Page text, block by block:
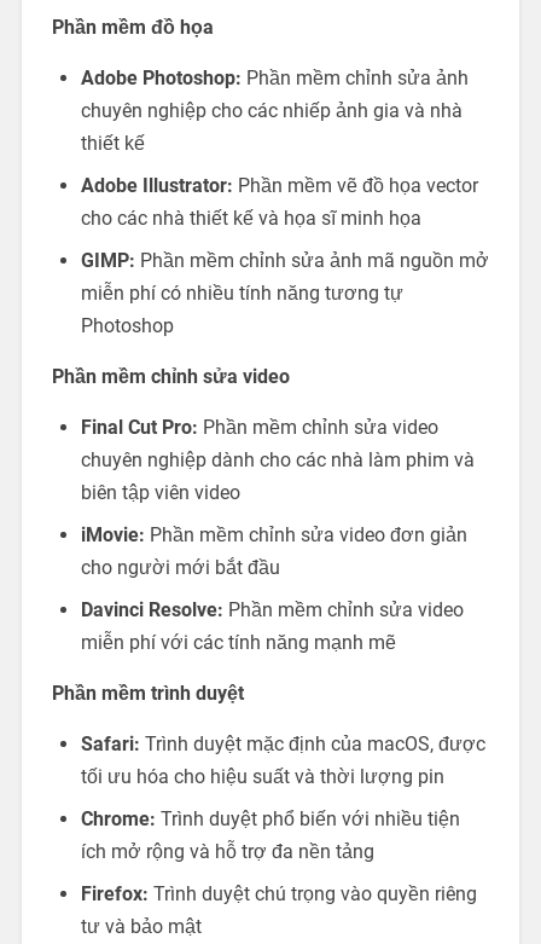
Phần mềm đồ họa
Adobe Photoshop: Phần mềm chỉnh sửa ảnh
chuyên nghiệp cho các nhiếp ảnh gia và nhà
thiết kế
Adobe Illustrator: Phần mềm vẽ đồ họa vector
cho các nhà thiết kế và họa sĩ minh họa
GIMP: Phần mềm chỉnh sửa ảnh mã nguồn mở
miễn phí có nhiều tính năng tương tự
Photoshop
Phần mềm chỉnh sửa video
Final Cut Pro: Phần mềm chỉnh sửa video
chuyên nghiệp dành cho các nhà làm phim và
biên tập viên video
iMovie: Phần mềm chỉnh sửa video đơn giản
cho người mới bắt đầu
Davinci Resolve: Phần mềm chỉnh sửa video
miễn phí với các tính năng mạnh mẽ
Phần mềm trình duyệt
Safari: Trình duyệt mặc định của macOS, được
tối ưu hóa cho hiệu suất và thời lượng pin
Chrome: Trình duyệt phổ biến với nhiều tiện
ích mở rộng và hỗ trợ đa nền tảng
Firefox: Trình duyệt chú trọng vào quyền riêng
tư và bảo mật